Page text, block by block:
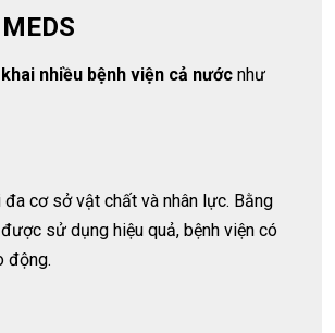
nhiều bệnh viện cả nước như
cơ sở vật chất và nhân lực. Bằng
sử dụng hiệu quả, bệnh viện có
động.